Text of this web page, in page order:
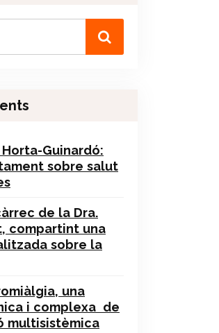
Horta-Guinardó:
sobre salut
de la Dra.
compartint una
sobre la
una
i complexa de
multisistèmica